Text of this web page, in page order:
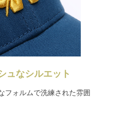
ュなシルエット
フォルムで洗練された雰囲